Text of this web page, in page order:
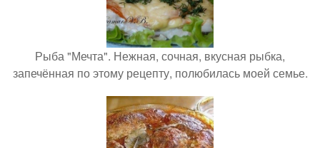
Рыба "Мечта". Нежная, сочная, вкусная рыбка,
запечённая по этому рецепту, полюбилась моей семье.